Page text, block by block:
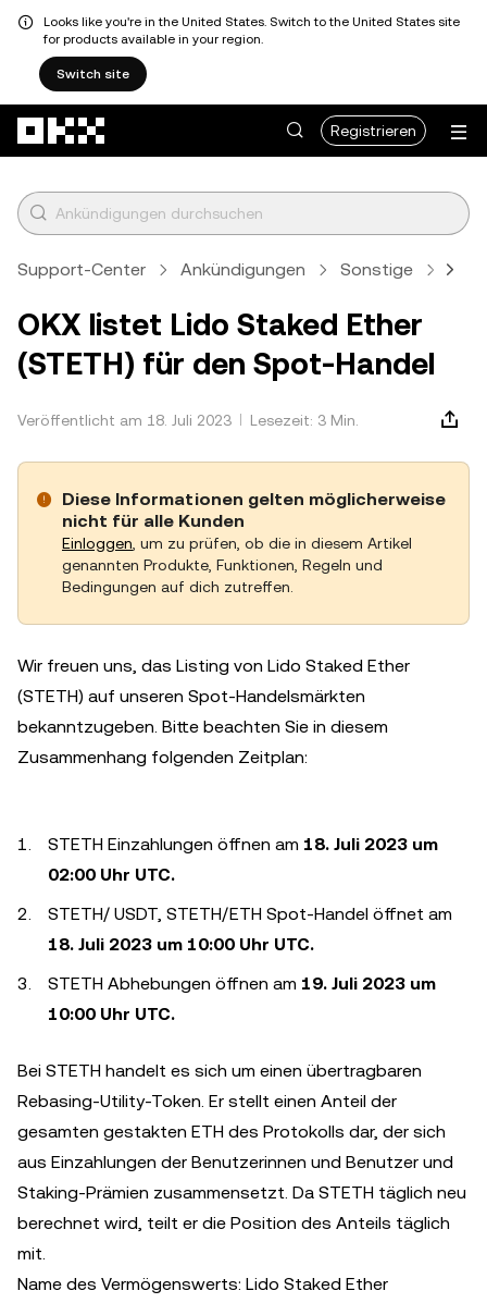
Looks like you're in the United States. Switch to the United States site
for products available in your region.
Switch site
Registrieren
Support-Center Ankündigungen Sonstige
OKX listet Lido Staked Ether
(STETH) für den Spot-Handel
Veröffentlicht am 18. Juli 2023 Lesezeit: 3 Min.
Diese Informationen gelten möglicherweise
nicht für alle Kunden
Einloggen , um zu prüfen, ob die in diesem Artikel
genannten Produkte, Funktionen, Regeln und
Bedingungen auf dich zutreffen.
Wir freuen uns, das Listing von Lido Staked Ether
(STETH) auf unseren Spot-Handelsmärkten
bekanntzugeben. Bitte beachten Sie in diesem
Zusammenhang folgenden Zeitplan:
STETH Einzahlungen öffnen am 18. Juli 2023 um
02:00 Uhr UTC.
STETH/ USDT, STETH/ETH Spot-Handel öffnet am
18. Juli 2023 um 10:00 Uhr UTC.
STETH Abhebungen öffnen am 19. Juli 2023 um
10:00 Uhr UTC.
Bei STETH handelt es sich um einen übertragbaren
Rebasing-Utility-Token. Er stellt einen Anteil der
gesamten gestakten ETH des Protokolls dar, der sich
aus Einzahlungen der Benutzerinnen und Benutzer und
Staking-Prämien zusammensetzt. Da STETH täglich neu
berechnet wird, teilt er die Position des Anteils täglich
mit.
Name des Vermögenswerts: Lido Staked Ether